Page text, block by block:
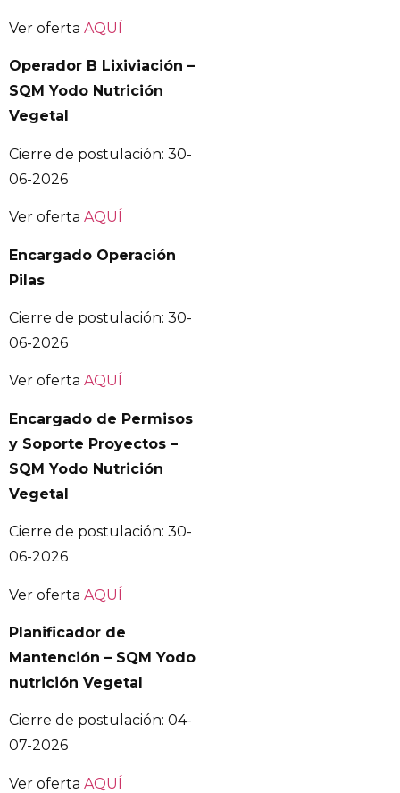
Ver oferta AQUÍ
Operador B Lixiviación –
SQM Yodo Nutrición
Vegetal
Cierre de postulación: 30-
06-2026
Ver oferta AQUÍ
Encargado Operación
Pilas
Cierre de postulación: 30-
06-2026
Ver oferta AQUÍ
Encargado de Permisos
y Soporte Proyectos –
SQM Yodo Nutrición
Vegetal
Cierre de postulación: 30-
06-2026
Ver oferta AQUÍ
Planificador de
Mantención – SQM Yodo
nutrición Vegetal
Cierre de postulación: 04-
07-2026
Ver oferta AQUÍ